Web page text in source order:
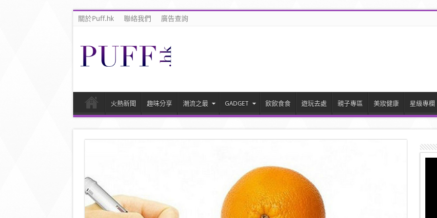
關於Puff.hk 聯絡我們 廣告查詢
火熱新聞 趣味分享 潮流之最 GADGET 飲飲食食 遊玩去處 親子專區 美妝健康 星級專欄